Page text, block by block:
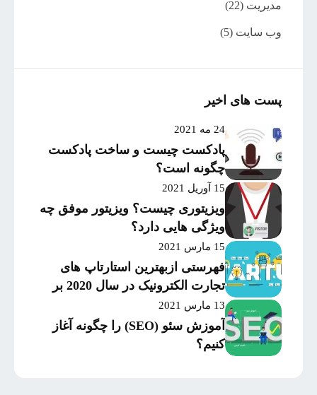
مدیریت (22)
وب سایت (5)
پست های اخیر
24 مه 2021
پادکست چیست و ساخت پادکست
چگونه است؟
15 آوریل 2021
ویزیتوری چیست؟ ویزیتور موفق چه
ویژگی هایی دارد؟
15 مارس 2021
فهرستی ازبهترین استارتاپ های
تجارت الکترونیک در سال 2020 بر
اساس میزان موفقیت و
سرمایه‌گذاری
13 مارس 2021
آموزش سئو (SEO) را چگونه آغاز
کنیم؟